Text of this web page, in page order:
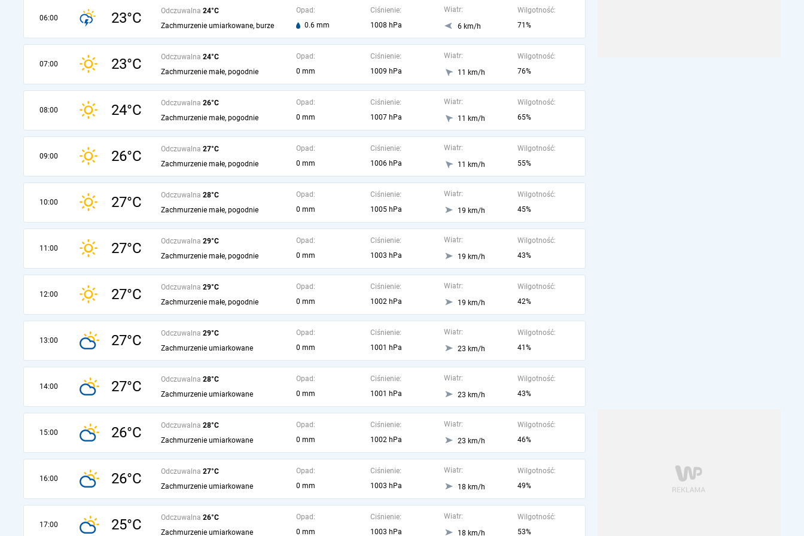
06:00 23°C Odczuwalna 24°C
Zachmurzenie umiarkowane, burze
Opad:
0.6 mm
Ciśnienie:
1008 hPa
Wiatr:
6 km/h
Wilgotność:
71%
07:00 23°C Odczuwalna 24°C
Zachmurzenie małe, pogodnie
Opad:
0 mm
Ciśnienie:
1009 hPa
Wiatr:
11 km/h
Wilgotność:
76%
08:00 24°C Odczuwalna 26°C
Zachmurzenie małe, pogodnie
Opad:
0 mm
Ciśnienie:
1007 hPa
Wiatr:
11 km/h
Wilgotność:
65%
09:00 26°C Odczuwalna 27°C
Zachmurzenie małe, pogodnie
Opad:
0 mm
Ciśnienie:
1006 hPa
Wiatr:
11 km/h
Wilgotność:
55%
10:00 27°C Odczuwalna 28°C
Zachmurzenie małe, pogodnie
Opad:
0 mm
Ciśnienie:
1005 hPa
Wiatr:
19 km/h
Wilgotność:
45%
11:00 27°C Odczuwalna 29°C
Zachmurzenie małe, pogodnie
Opad:
0 mm
Ciśnienie:
1003 hPa
Wiatr:
19 km/h
Wilgotność:
43%
12:00 27°C Odczuwalna 29°C
Zachmurzenie małe, pogodnie
Opad:
0 mm
Ciśnienie:
1002 hPa
Wiatr:
19 km/h
Wilgotność:
42%
13:00 27°C Odczuwalna 29°C
Zachmurzenie umiarkowane
Opad:
0 mm
Ciśnienie:
1001 hPa
Wiatr:
23 km/h
Wilgotność:
41%
14:00 27°C Odczuwalna 28°C
Zachmurzenie umiarkowane
Opad:
0 mm
Ciśnienie:
1001 hPa
Wiatr:
23 km/h
Wilgotność:
43%
15:00 26°C Odczuwalna 28°C
Zachmurzenie umiarkowane
Opad:
0 mm
Ciśnienie:
1002 hPa
Wiatr:
23 km/h
Wilgotność:
46%
16:00 26°C Odczuwalna 27°C
Zachmurzenie umiarkowane
Opad:
0 mm
Ciśnienie:
1003 hPa
Wiatr:
18 km/h
Wilgotność:
49%
17:00 25°C Odczuwalna 26°C
Zachmurzenie umiarkowane
Opad:
0 mm
Ciśnienie:
1003 hPa
Wiatr:
18 km/h
Wilgotność:
53%